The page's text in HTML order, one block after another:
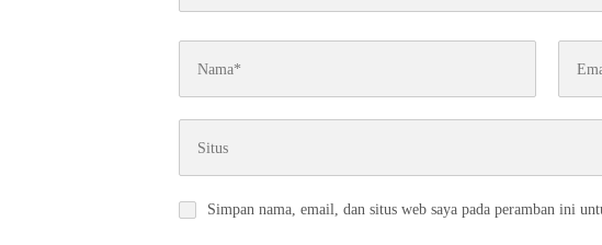
Simpan nama, email, dan situs web saya pada peramban ini